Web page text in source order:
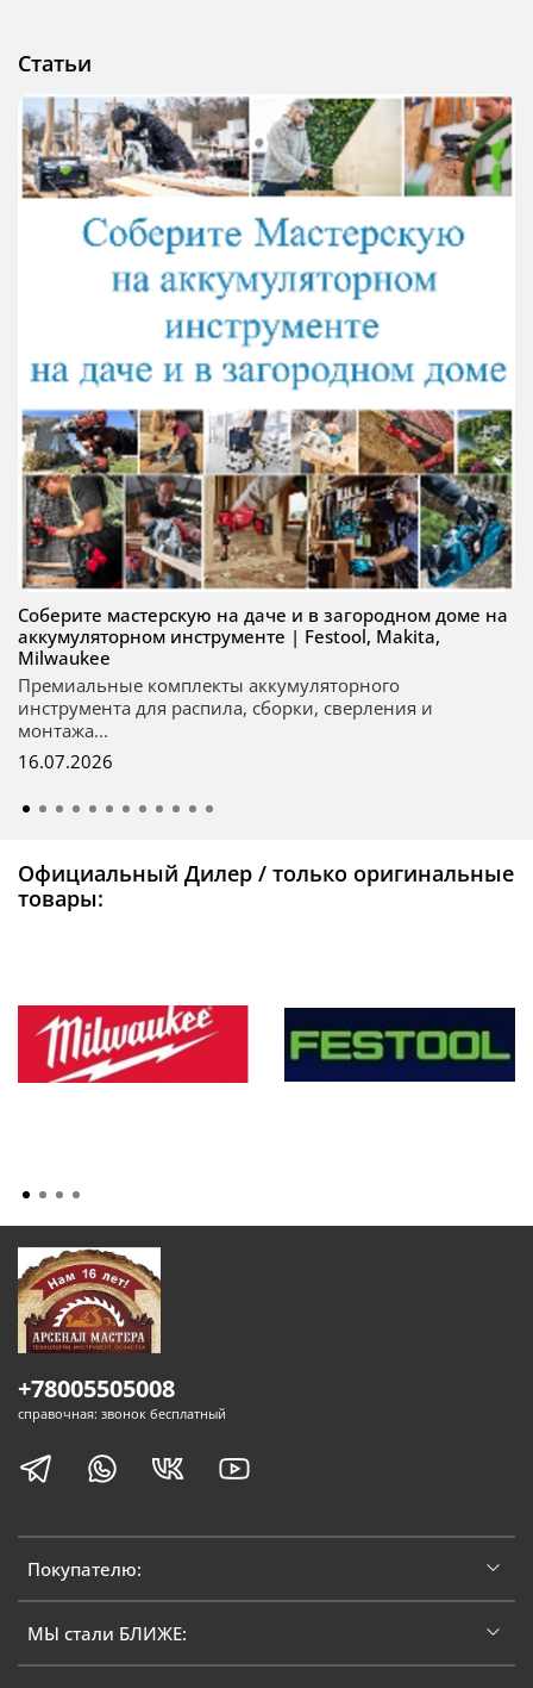
Статьи
Соберите мастерскую на даче и в загородном доме на
аккумуляторном инструменте | Festool, Makita,
Milwaukee
Премиальные комплекты аккумуляторного
инструмента для распила, сборки, сверления и
монтажа...
16.07.2026
Официальный Дилер / только оригинальные
товары:
Покупателю:
МЫ стали БЛИЖЕ:
+78005505008
справочная: звонок бесплатный